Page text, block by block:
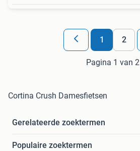
1 2
Pagina 1 van 2
Cortina Crush Damesfietsen
Gerelateerde zoektermen
Populaire zoektermen